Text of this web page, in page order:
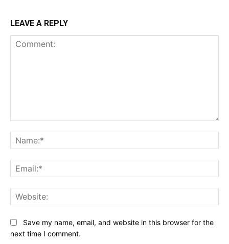
LEAVE A REPLY
Save my name, email, and website in this browser for the
next time I comment.